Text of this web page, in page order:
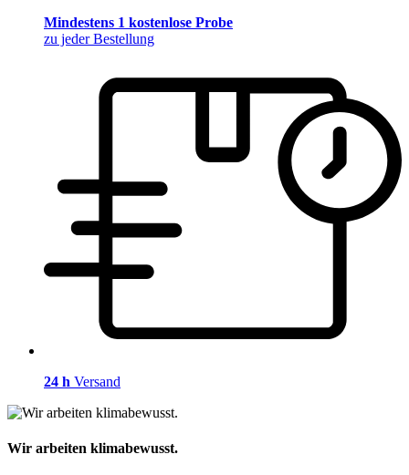
Mindestens 1 kostenlose Probe
zu jeder Bestellung
24 h Versand
Wir arbeiten klimabewusst.